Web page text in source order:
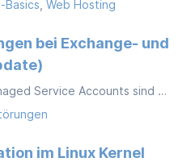
Basics Web Hosting
bei Exchange- und
Die Zimbra-Systeme für Managed Service Accounts sind derzeit eingeschränkt verfügbar. Webmail sowie IMAP/SMTP funktionieren wie gewohnt. Exchange- und mobile Dienste stehen aktuell nicht zur Verfügung.
im Linux Kernel